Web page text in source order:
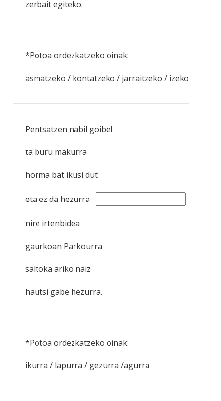
zerbait egiteko.
*Potoa ordezkatzeko oinak:
asmatzeko / kontatzeko / jarraitzeko / izeko
Pentsatzen nabil goibel
ta buru makurra
horma bat ikusi dut
eta ez da hezurra
nire irtenbidea
gaurkoan Parkourra
saltoka ariko naiz
hautsi gabe hezurra.
*Potoa ordezkatzeko oinak:
ikurra / lapurra / gezurra /agurra